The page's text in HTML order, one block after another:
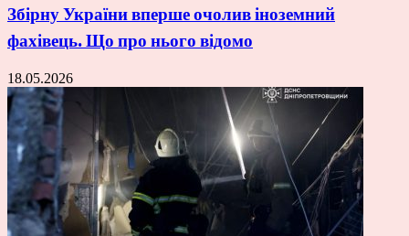
Збірну України вперше очолив іноземний
фахівець. Що про нього відомо
18.05.2026